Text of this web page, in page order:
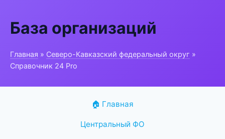
База организаций
Главная » Северо-Кавказский федеральный округ »
Справочник 24 Pro
🏠 Главная
Центральный ФО